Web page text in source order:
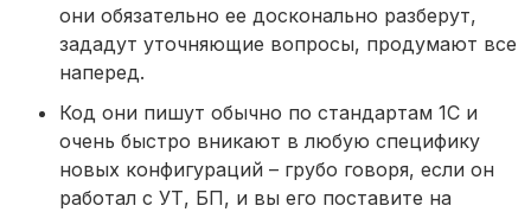
они обязательно ее досконально разберут,
зададут уточняющие вопросы, продумают все
наперед.
Код они пишут обычно по стандартам 1С и
очень быстро вникают в любую специфику
новых конфигураций – грубо говоря, если он
работал с УТ, БП, и вы его поставите на